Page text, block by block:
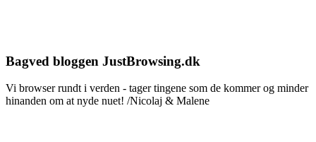
Bagved bloggen JustBrowsing.dk
Vi browser rundt i verden - tager tingene som de kommer og minder
hinanden om at nyde nuet! /Nicolaj & Malene